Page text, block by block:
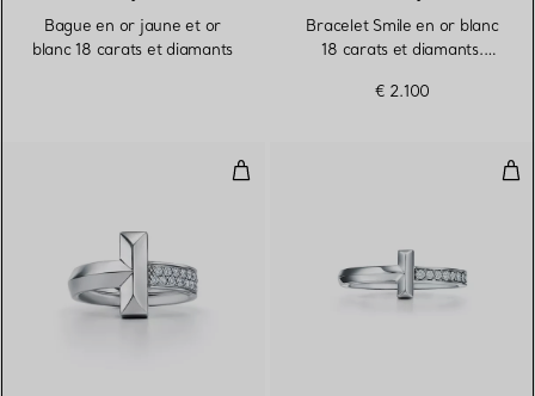
Bague en or jaune et or
blanc 18 carats et diamants
Bracelet Smile en or blanc
18 carats et diamants.
€ 2.100
Bague T1 en or blanc 18 carats